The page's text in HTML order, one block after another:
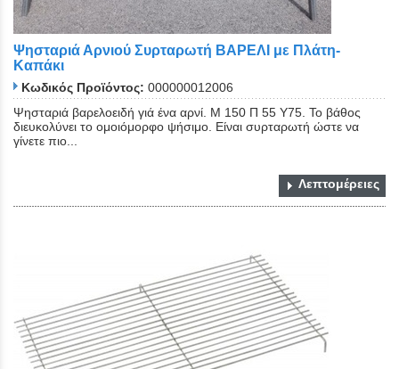
Ψησταριά Αρνιού Συρταρωτή ΒΑΡΕΛΙ με Πλάτη-
Καπάκι
Κωδικός Προϊόντος: 000000012006
Ψησταριά βαρελοειδή γιά ένα αρνί. Μ 150 Π 55 Υ75. Το βάθος
διευκολύνει το ομοιόμορφο ψήσιμο. Είναι συρταρωτή ώστε να
γίνετε πιο...
Λεπτομέρειες